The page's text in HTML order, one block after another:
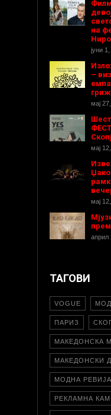
на
јуни
–
мај
мај
мај
април
ТАГОВИ
VOGUE
ПАРИЗ
МАКЕДОНСКА
МАКЕДОНСКИ
МОДНА РЕВИЈА
РЕКЛАМНА